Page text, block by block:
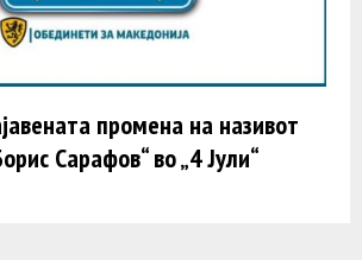
промена на називот
Сарафов“ во „4 Јули“